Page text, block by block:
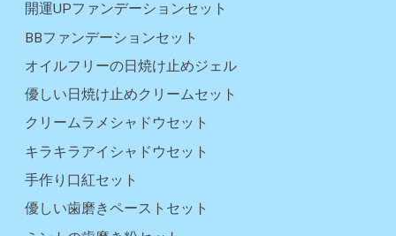
開運UPファンデーションセット
BBファンデーションセット
オイルフリーの日焼け止めジェル
優しい日焼け止めクリームセット
クリームラメシャドウセット
キラキラアイシャドウセット
手作り口紅セット
優しい歯磨きペーストセット